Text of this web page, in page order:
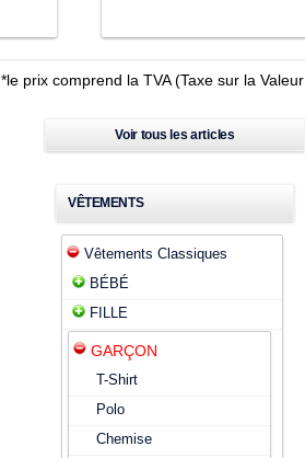
*le prix comprend la TVA (Taxe sur la
Voir tous les articles
VÊTEMENTS
Vêtements Classiques
BÉBÉ
FILLE
GARÇON
T-Shirt
Polo
Chemise